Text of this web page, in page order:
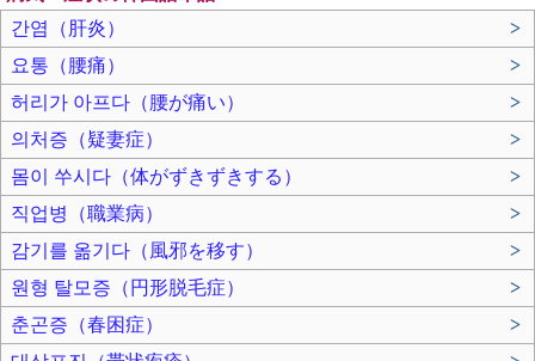
간염（肝炎）
>
요통（腰痛）
>
허리가 아프다（腰が痛い）
>
의처증（疑妻症）
>
몸이 쑤시다（体がずきずきする）
>
직업병（職業病）
>
감기를 옮기다（風邪を移す）
>
원형 탈모증（円形脱毛症）
>
춘곤증（春困症）
>